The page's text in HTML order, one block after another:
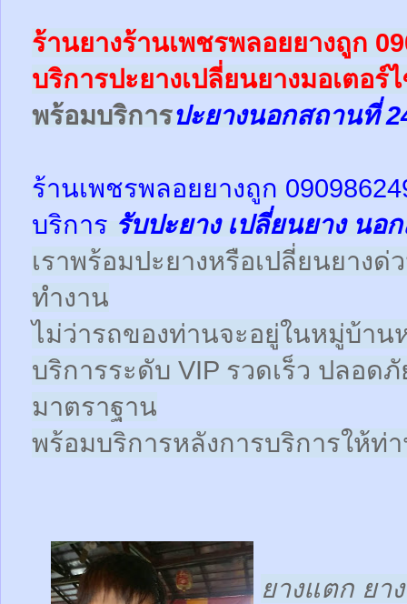
ร้านยางร้านเพชรพลอยยางถูก
บริการปะยางเปลี่ยนยางมอเตอร์
พร้อมบริการปะยางนอกสถานที่
ร้านเพชรพลอยยางถูก
บริการ รับปะยาง เปลี่ยนยาง นอ
เราพร้อมปะยางหรือเปลี่ยนยาง
ทำงาน
ไม่ว่ารถของท่านจะอยู่ในหมู่บ้าน
บริการระดับ VIP รวดเร็ว ปลอด
มาตราฐาน
พร้อมบริการหลังการบริการให้ท่
ยางแตก ยา